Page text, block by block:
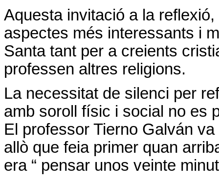
Aquesta invitació a la
aspectes més interessants i
Santa tant per a creients
professen altres religions.
La necessitat de silenci per
amb soroll físic i social no es
El professor Tierno Galván
allò que feia primer quan
era “ pensar unos veinte